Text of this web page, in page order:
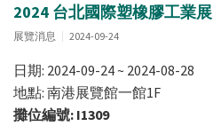
2024 台北國際塑橡膠工業展
展覽消息 2024-09-24
日期: 2024-09-24 ~ 2024-08-28
地點: 南港展覽館一館1F
攤位編號: I1309